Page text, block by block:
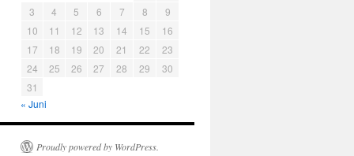
« Juni
3
4 5 6 7 8
9
10
11 12 13 14 15
16
17
18 19 20 21 22
23
24
25 26 27 28 29
30
31
Proudly powered by WordPress.